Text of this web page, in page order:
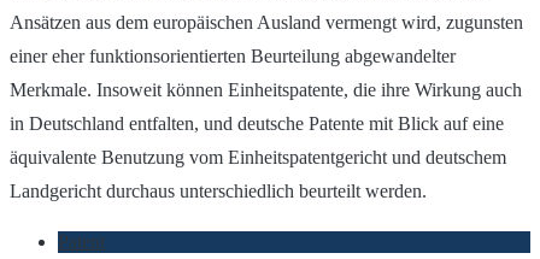
Ansätzen aus dem europäischen Ausland vermengt wird, zugunsten
einer eher funktionsorientierten Beurteilung abgewandelter
Merkmale. Insoweit können Einheitspatente, die ihre Wirkung auch
in Deutschland entfalten, und deutsche Patente mit Blick auf eine
äquivalente Benutzung vom Einheitspatentgericht und deutschem
Landgericht durchaus unterschiedlich beurteilt werden.
Patent